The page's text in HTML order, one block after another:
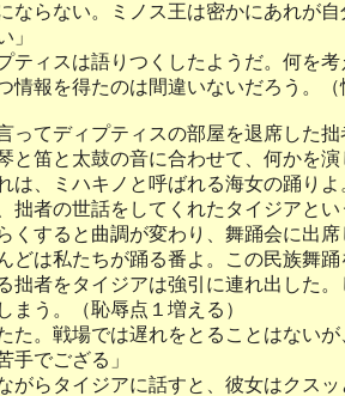
ならない。ミノス王は密かにあれが
」
ティスは語りつくしたようだ。何を
情報を得たのは間違いないだろう。
ってディプティスの部屋を退席した
と笛と太鼓の音に合わせて、何かを
は、ミハキノと呼ばれる海女の踊り
拙者の世話をしてくれたタイジアと
くすると曲調が変わり、舞踊会に出
どは私たちが踊る番よ。この民族舞
拙者をタイジアは強引に連れ出した
まう。（恥辱点１増える）
た。戦場では遅れをとることはない
手でござる」
がらタイジアに話すと、彼女はクス